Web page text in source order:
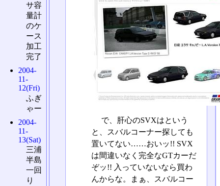
で、肝心のSVXはという
と、スバルコーナー探しても
置いてない……おいッ!! SVX
は間違いなく完全なGTカーだ
ぞッ!! 入っていないなら買わ
んからな。まぁ、スバルコー
サ容
量計
のケ
ース
加工
完了
2004-
11-
12(Fri)
ふぎ
ゃー
2004-
11-
13(Sat)
三浦
半島
一回
り